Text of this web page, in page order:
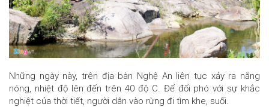
Những ngày này, trên địa bàn Nghệ An liên tục xảy ra nắng
nóng, nhiệt độ lên đến trên 40 độ C. Để đối phó với sự khắc
nghiệt của thời tiết, người dân vào rừng đi tìm khe, suối.